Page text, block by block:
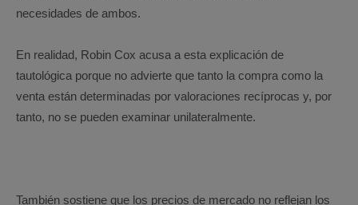
necesidades de ambos.
En realidad, Robin Cox acusa a esta explicación de
tautológica porque no advierte que tanto la compra como la
venta están determinadas por valoraciones recíprocas y, por
tanto, no se pueden examinar unilateralmente.
También sostiene que los precios de mercado no reflejan los